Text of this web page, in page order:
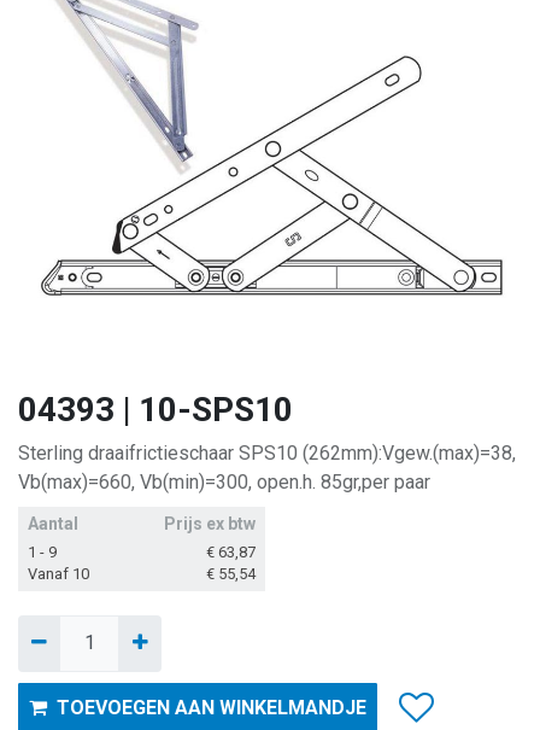
04393 | 10-SPS10
Sterling draaifrictieschaar SPS10 (262mm):Vgew.(max)=38,
Vb(max)=660, Vb(min)=300, open.h. 85gr,per paar
Aantal Prijs ex btw
1 - 9 € 63,87
Vanaf 10
€ 55,54
TOEVOEGEN AAN WINKELMANDJE